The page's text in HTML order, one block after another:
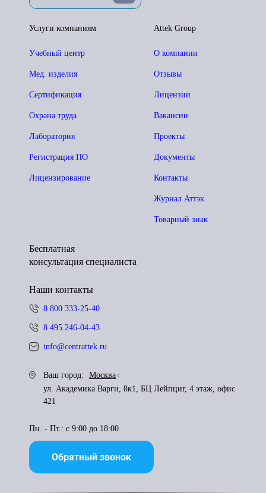
Attek Group
О компании
Отзывы
Лицензии
Вакансии
Проекты
Документы
Контакты
Журнал Аттэк
Товарный знак
Услуги компаниям
Учебный центр
Мед. изделия
Сертификация
Охрана труда
Лаборатория
Регистрация ПО
Лицензирование
Бесплатная
консультация специалиста
Наши контакты
8 800 333-25-40
8 495 246-04-43
info@centrattek.ru
Ваш город:
Москва
ул. Академика Варги, 8к1, БЦ Лейпциг, 4 этаж, офис
421
Пн. - Пт.: с 9:00 до 18:00
Обратный звонок